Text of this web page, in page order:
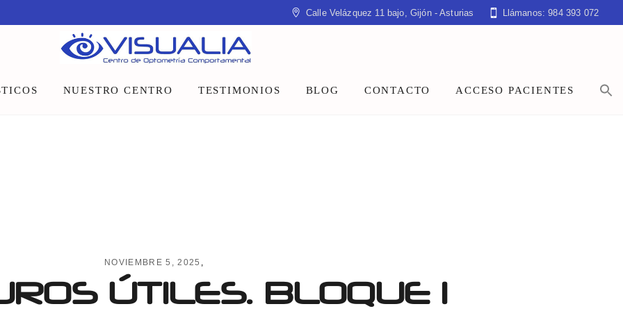
Calle Velázquez 11 bajo, Gijón - Asturias Llámanos: 984 393 072
NUESTRO CENTRO TESTIMONIOS BLOG CONTACTO ACCESO PACIENTES
NOVIEMBRE 5, 2025
ÚTILES. BLOQUE 1